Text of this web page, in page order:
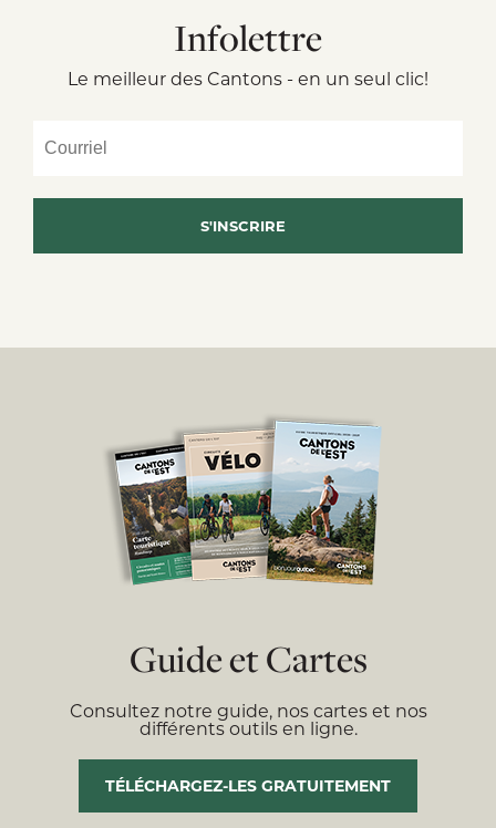
Infolettre
Le meilleur des Cantons - en un seul clic!
Guide et Cartes
Consultez notre guide, nos cartes et nos
différents outils en ligne.
TÉLÉCHARGEZ-LES GRATUITEMENT